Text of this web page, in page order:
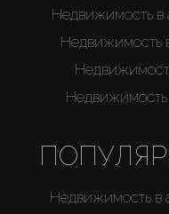
Недвижимость
Недвижимость
Недвижимость
Недвижимость в